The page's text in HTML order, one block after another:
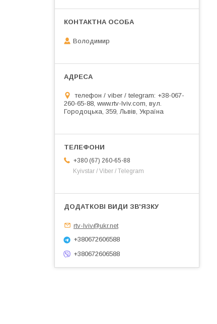
Володимир
телефон / viber / telegram: +38-067-
260-65-88, www.rtv-lviv.com, вул.
Городоцька, 359, Львів, Україна
+380 (67) 260-65-88
Kyivstar / Viber / Telegram
rtv-lviv@ukr.net
+380672606588
+380672606588